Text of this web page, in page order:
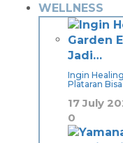
WELLNESS
Ingin
Plataran
17 July
0